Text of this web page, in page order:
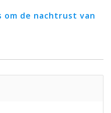
om de nachtrust van